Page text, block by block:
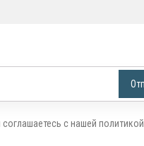
с нашей политикой